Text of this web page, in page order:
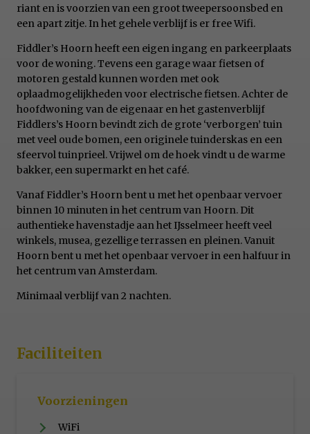
riant en is voorzien van een groot tweepersoonsbed en
een apart zitje. In het gehele verblijf is er free Wifi.
Fiddler’s Hoorn heeft een eigen ingang en parkeerplaats
voor de woning. Tevens een garage waar fietsen of
motoren gestald kunnen worden met ook
oplaadmogelijkheden voor electrische fietsen. Achter de
hoofdwoning van de eigenaar en het gastenverblijf
Fiddlers’s Hoorn bevindt zich de grote ‘verborgen’ tuin
met veel oude bomen, een originele tuinderskas en een
sfeervol tuinprieel. Vrijwel om de hoek vindt u de warme
bakker, een supermarkt en het café.
Vanaf Fiddler’s Hoorn bent u met het openbaar vervoer
binnen 10 minuten in het centrum van Hoorn. Dit
authentieke havenstadje aan het IJsselmeer heeft veel
winkels, musea, gezellige terrassen en pleinen. Vanuit
Hoorn bent u met het openbaar vervoer in een halfuur in
het centrum van Amsterdam.
Minimaal verblijf van 2 nachten.
Faciliteiten
Voorzieningen
WiFi